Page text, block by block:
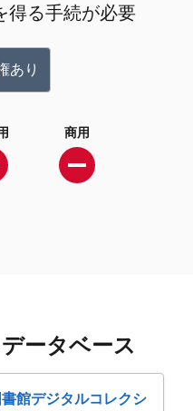
得る手続が必要
あり
商用
ータベース
館デジタルコレクシ